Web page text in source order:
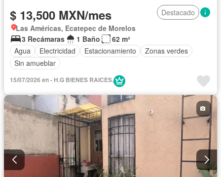
$ 13,500 MXN/mes
Destacado
Las Américas, Ecatepec de Morelos
3 Recámaras
1 Baño
62 m²
Agua
Electricidad Estacionamiento
Zonas verdes
Sin amueblar
15/07/2026 en - H.G BIENES RAICES.